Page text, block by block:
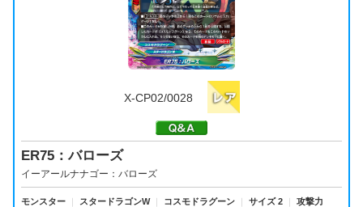
X-CP02/0028
ER75：バローズ
イーアールナナゴー：バローズ
モンスター ｜ スタードラゴンW ｜ コスモドラグーン ｜ サイズ 2 ｜
攻撃力